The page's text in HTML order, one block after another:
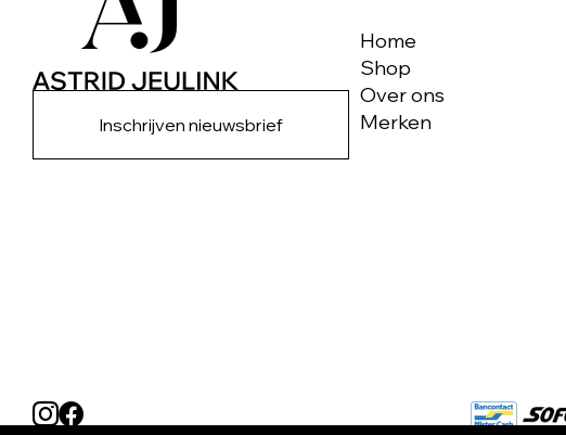
Inschrijven nieuwsbrief
Home
Shop
Over ons
Merken